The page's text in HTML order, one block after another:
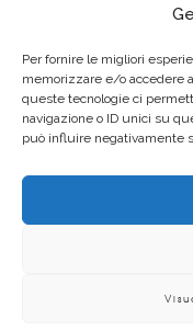
Per fornire le migliori
memorizzare e/o accedere
queste tecnologie ci
navigazione o ID unici su
può influire negativamente
Privacy Policy IT
Privacy Policy EN
Cookie Policy EN